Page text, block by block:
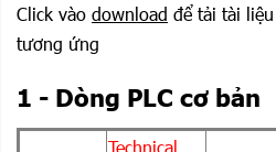
Click vào download để tải tài
tương ứng
1 - Dòng PLC cơ bản
Technical